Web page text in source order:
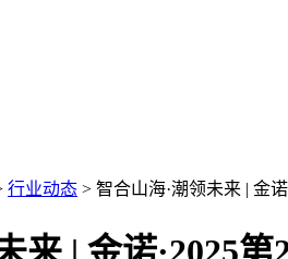
行业动态 > 智合山海·潮领未来 | 金